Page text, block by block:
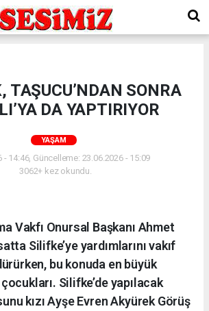
TAŞUCU’NDAN SONRA
DA YAPTIRIYOR
YAŞAM
- 14:46, Güncelleme: 23.06.2026 - 15:09
3062+ kez okundu.
Vakfı Onursal Başkanı Ahmet
Silifke’ye yardımlarını vakıf
bu konuda en büyük
Silifke’de yapılacak
kızı Ayşe Evren Akyürek Görüş